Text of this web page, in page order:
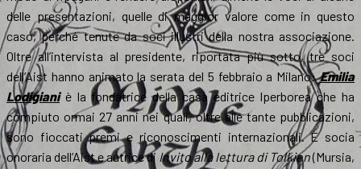
delle presentazioni, quelle di maggior valore come in questo
caso, perché tenute da soci illustri della nostra associazione.
Oltre all’intervista al presidente, riportata più sotto, tre soci
dell’Aist hanno animato la serata del 5 febbraio a Milano:Emilia
Lodigianiè la fondatrice della casa editrice Iperborea che ha
compiuto ormai 27 anni nei quali, oltre alle tante pubblicazioni,
sono fioccati premi e riconoscimenti internazionali. È socia
onoraria dell’Aist e autrice di Invito alla lettura di Tolkien(Mursia,